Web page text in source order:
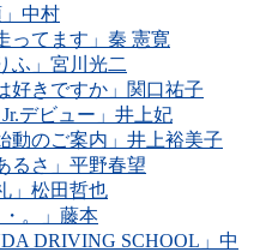
中村
ってます」秦 憲寛
ふ」宮川光二
好きですか」関口祐子
デビュー」井上妃
動のご案内」井上裕美子
るさ」平野春望
」松田哲也
。」藤本
DRIVING SCHOOL」中